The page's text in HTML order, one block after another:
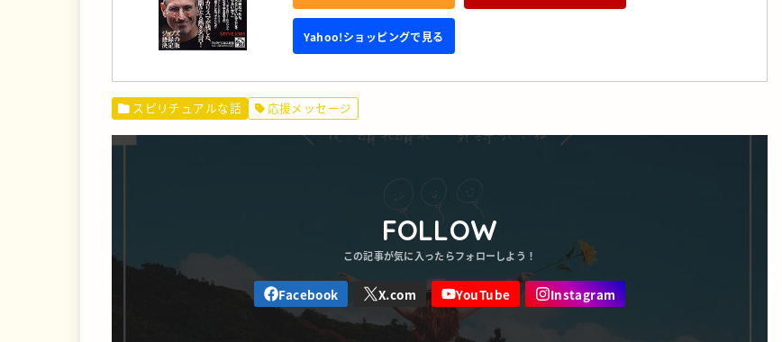
Yahoo!ショッピングで見る
スピリチュアルな話 応援メッセージ
FOLLOW